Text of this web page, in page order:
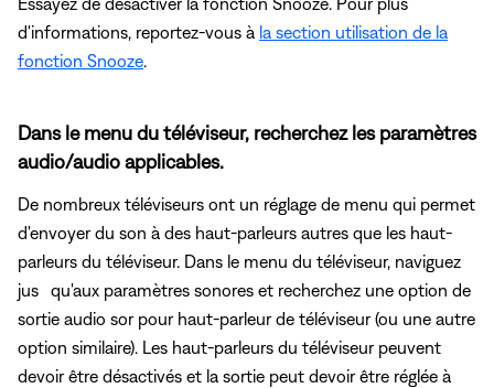
d'informations, reportez-vous à la section utilisation de la
fonction Snooze.
Dans le menu du téléviseur, recherchez les paramètres
audio/audio applicables.
De nombreux téléviseurs ont un réglage de menu qui permet
d'envoyer du son à des haut-parleurs autres que les haut-
parleurs du téléviseur. Dans le menu du téléviseur, naviguez
jus
qu'aux paramètres sonores et recherchez une option de
sortie audio sor pour haut-parleur de téléviseur (ou une autre
option similaire). Les haut-parleurs du téléviseur peuvent
devoir être désactivés et la sortie peut devoir être réglée à